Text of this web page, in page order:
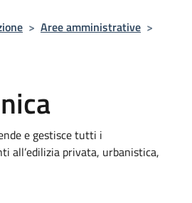
> Aree amministrative >
e gestisce tutti i
all’edilizia privata, urbanistica,